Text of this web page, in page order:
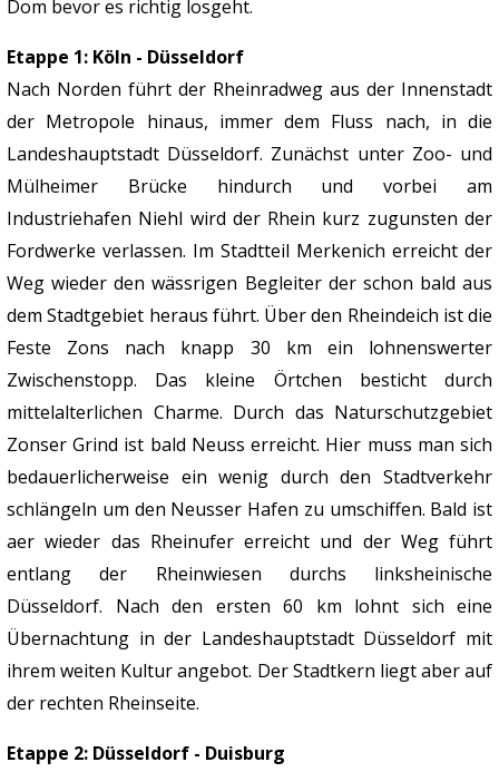
Dom bevor es richtig losgeht.
Etappe 1: Köln - Düsseldorf
Nach Norden führt der Rheinradweg aus der Innenstadt
der Metropole hinaus, immer dem Fluss nach, in die
Landeshauptstadt Düsseldorf. Zunächst unter Zoo- und
Mülheimer Brücke hindurch und vorbei am
Industriehafen Niehl wird der Rhein kurz zugunsten der
Fordwerke verlassen. Im Stadtteil Merkenich erreicht der
Weg wieder den wässrigen Begleiter der schon bald aus
dem Stadtgebiet heraus führt. Über den Rheindeich ist die
Feste Zons nach knapp 30 km ein lohnenswerter
Zwischenstopp. Das kleine Örtchen besticht durch
mittelalterlichen Charme. Durch das Naturschutzgebiet
Zonser Grind ist bald Neuss erreicht. Hier muss man sich
bedauerlicherweise ein wenig durch den Stadtverkehr
schlängeln um den Neusser Hafen zu umschiffen. Bald ist
aer wieder das Rheinufer erreicht und der Weg führt
entlang der Rheinwiesen durchs linksheinische
Düsseldorf. Nach den ersten 60 km lohnt sich eine
Übernachtung in der Landeshauptstadt Düsseldorf mit
ihrem weiten Kultur angebot. Der Stadtkern liegt aber auf
der rechten Rheinseite.
Etappe 2: Düsseldorf - Duisburg